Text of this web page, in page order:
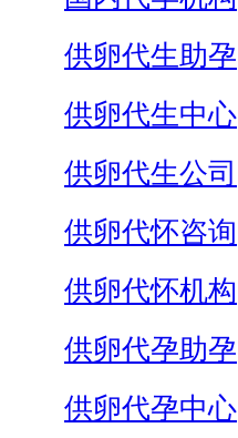
供卵代生助孕
供卵代生中心
供卵代生公司
供卵代怀咨询
供卵代怀机构
供卵代孕助孕
供卵代孕中心